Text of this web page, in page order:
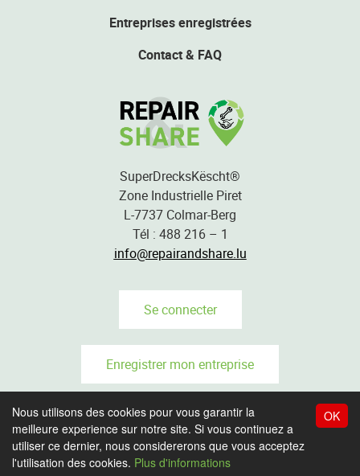
OK
Nous utilisons des cookies pour vous garantir la
meilleure experience sur notre site. Si vous continuez a
utiliser ce dernier, nous considererons que vous acceptez
l'utilisation des cookies. Plus d'informations
Entreprises enregistrées
Contact & FAQ
SuperDrecksKëscht®
Zone Industrielle Piret
L-7737 Colmar-Berg
Tél : 488 216 – 1
info@repairandshare.lu
Se connecter
Enregistrer mon entreprise
CONDITION D’UTILISATION
PROTECTION DES DONNÉES